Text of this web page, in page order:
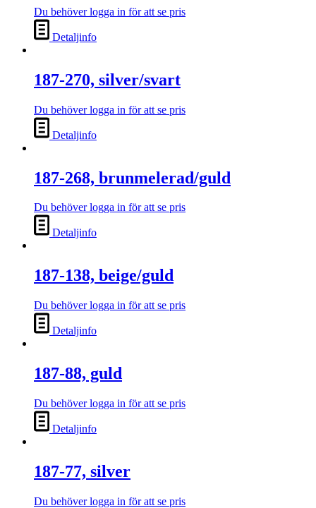
Du behöver logga in för att se pris
Detaljinfo
187-270, silver/svart
Du behöver logga in för att se pris
Detaljinfo
187-268, brunmelerad/guld
Du behöver logga in för att se pris
Detaljinfo
187-138, beige/guld
Du behöver logga in för att se pris
Detaljinfo
187-88, guld
Du behöver logga in för att se pris
Detaljinfo
187-77, silver
Du behöver logga in för att se pris